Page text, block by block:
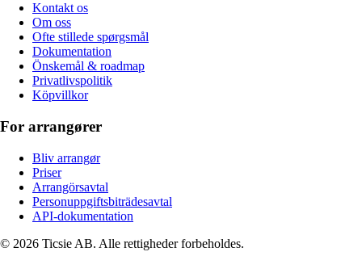
Kontakt os
Om oss
Ofte stillede spørgsmål
Dokumentation
Önskemål & roadmap
Privatlivspolitik
Köpvillkor
For arrangører
Bliv arrangør
Priser
Arrangörsavtal
Personuppgiftsbiträdesavtal
API-dokumentation
© 2026 Ticsie AB. Alle rettigheder forbeholdes.